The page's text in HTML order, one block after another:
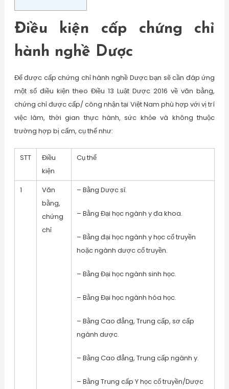
Điều kiện cấp chứng chỉ
hành nghề Dược
Để được cấp chứng chỉ hành nghề Dược bạn sẽ cần đáp ứng
một số điều kiện theo Điều 13 Luật Dược 2016 về văn bằng,
chứng chỉ được cấp/ công nhận tại Việt Nam phù hợp với vị trí
việc làm, thời gian thực hành, sức khỏe và không thuộc
trường hợp bị cấm, cụ thể như:
STT
Điều
kiện
Cụ thể
1
Văn
bằng,
chứng
chỉ
– Bằng Dược sĩ.
– Bằng Đại học ngành y đa khoa.
– Bằng đại học ngành y học cổ truyền
hoặc ngành dược cổ truyền.
– Bằng Đại học ngành sinh học.
– Bằng Đại học ngành hóa học.
– Bằng Cao đẳng, Trung cấp, sơ cấp
ngành dược.
– Bằng Cao đẳng, Trung cấp ngành y.
– Bằng Trung cấp Y học cổ truyền/Dược